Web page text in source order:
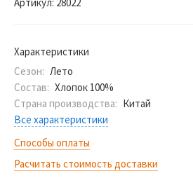
Характеристики
Сезон: Лето
Состав: Хлопок 100%
Страна производства: Китай
Все характеристики
Способы оплаты
Расчитать стоимость доставки